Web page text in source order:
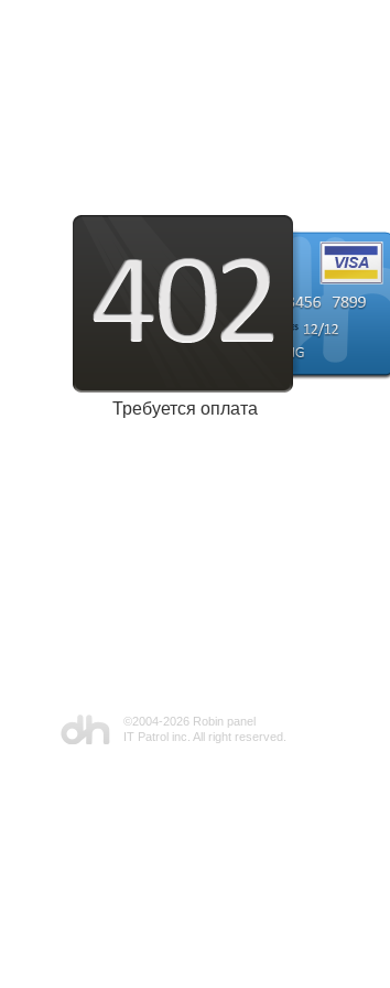
Требуется оплата
©2004-2026 Robin panel
IT Patrol inc. All right reserved.